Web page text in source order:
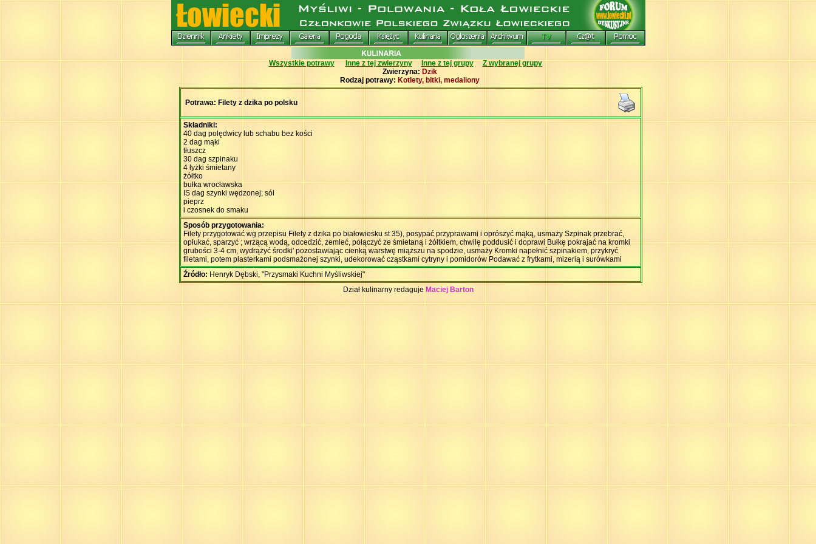
Wszystkie potrawy Inne z tej zwierzyny Inne z tej grupy
Z wybranej grupy
Zwierzyna: Dzik
Rodzaj potrawy: Kotlety, bitki, medaliony
Potrawa: Filety z dzika po polsku
Składniki:
40 dag polędwicy lub schabu bez kości
2 dag mąki
tłuszcz
30 dag szpinaku
4 łyżki śmietany
żółtko
bułka wrocławska
IS dag szynki wędzonej; sól
pieprz
i czosnek do smaku
Sposób przygotowania:
Filety przygotować wg przepisu Filety z dzika po białowiesku st 35), posypać przyprawami i oprószyć mąką, usmaży Szpinak przebrać,
opłukać, sparzyć ; wrzącą wodą, odcedzić, zemleć, połączyć ze śmietaną i żółtkiem, chwilę poddusić i doprawi Bułkę pokrajać na kromki
grubości 3-4 cm, wydrążyć środki' pozostawiając cienką warstwę miąższu na spodzie, usmaży Kromki napełnić szpinakiem, przykryć
filetami, potem plasterkami podsmażonej szynki, udekorować cząstkami cytryny i pomidorów Podawać z frytkami, mizerią i surówkami
Źródło: Henryk Dębski, "Przysmaki Kuchni Myśliwskiej"
Dział kulinarny redaguje Maciej Barton